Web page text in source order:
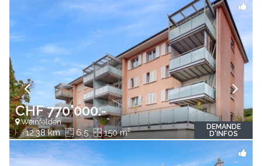
CHF 770'000.-
Weinfelden
12.38 km 6.5 150 m2
DEMANDE
D'INFOS